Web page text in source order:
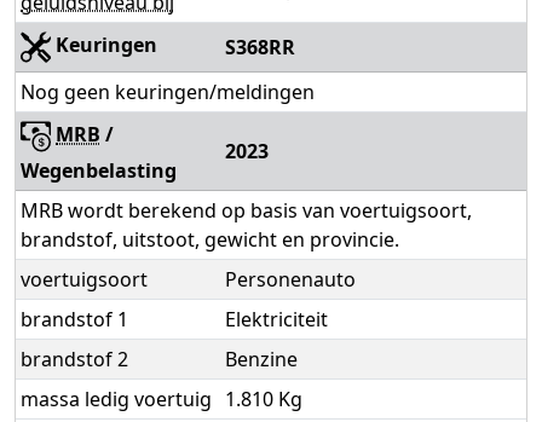
Keuringen
S368RR
Nog geen keuringen/meldingen
MRB /
Wegenbelasting
2023
MRB wordt berekend op basis van voertuigsoort,
brandstof, uitstoot, gewicht en provincie.
voertuigsoort
Personenauto
brandstof 1
Elektriciteit
brandstof 2
Benzine
massa ledig voertuig 1.810 Kg